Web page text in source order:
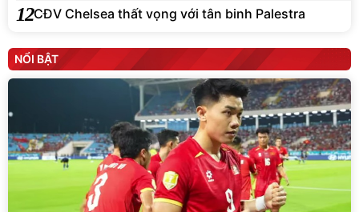
12CĐV Chelsea thất vọng với tân binh Palestra
NỔI BẬT